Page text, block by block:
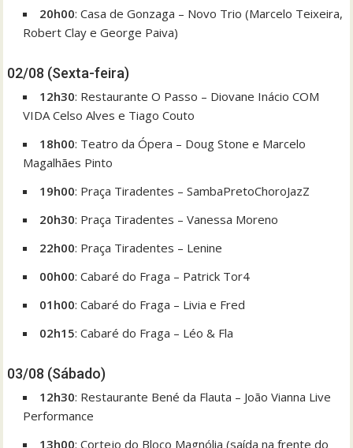
20h00: Casa de Gonzaga – Novo Trio (Marcelo Teixeira,
Robert Clay e George Paiva)
02/08 (Sexta-feira)
12h30: Restaurante O Passo – Diovane Inácio COM
VIDA Celso Alves e Tiago Couto
18h00: Teatro da Ópera – Doug Stone e Marcelo
Magalhães Pinto
19h00: Praça Tiradentes – SambaPretoChoroJazZ
20h30: Praça Tiradentes – Vanessa Moreno
22h00: Praça Tiradentes – Lenine
00h00: Cabaré do Fraga – Patrick Tor4
01h00: Cabaré do Fraga – Livia e Fred
02h15: Cabaré do Fraga – Léo & Fla
03/08 (Sábado)
12h30: Restaurante Bené da Flauta – João Vianna Live
Performance
13h00: Cortejo do Bloco Magnólia (saída na frente do